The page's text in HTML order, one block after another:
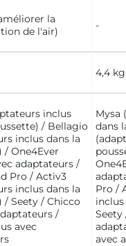
la
de l'air)
-
4,4 kg
inclus
/ Bellagio
inclus dans la
/ One4Ever
adaptateurs /
Pro / Activ3
inclus dans la
/ Seety / Chicco
/
avec
Mysa
dans
Pro /
Seety
avec